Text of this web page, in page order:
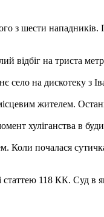
з шести нападників.
на триста
село на дискотеку з
жителем.
хуліганства в
Коли почалася
118 КК. Суд в